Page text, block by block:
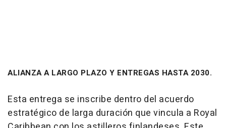
ALIANZA A LARGO PLAZO Y ENTREGAS HASTA 2030.
Esta entrega se inscribe dentro del acuerdo
estratégico de larga duración que vincula a Royal